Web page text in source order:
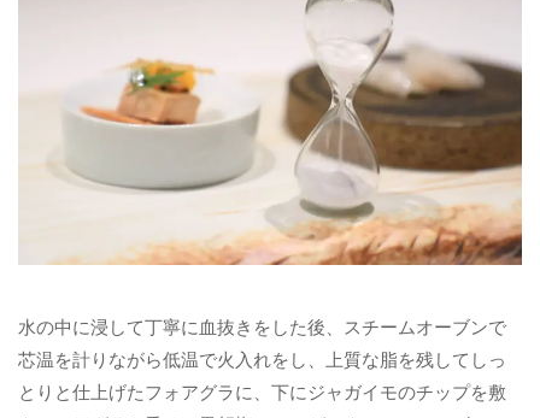
水の中に浸して丁寧に血抜きをした後、スチームオーブンで
芯温を計りながら低温で火入れをし、上質な脂を残してしっ
とりと仕上げたフォアグラに、下にジャガイモのチップを敷